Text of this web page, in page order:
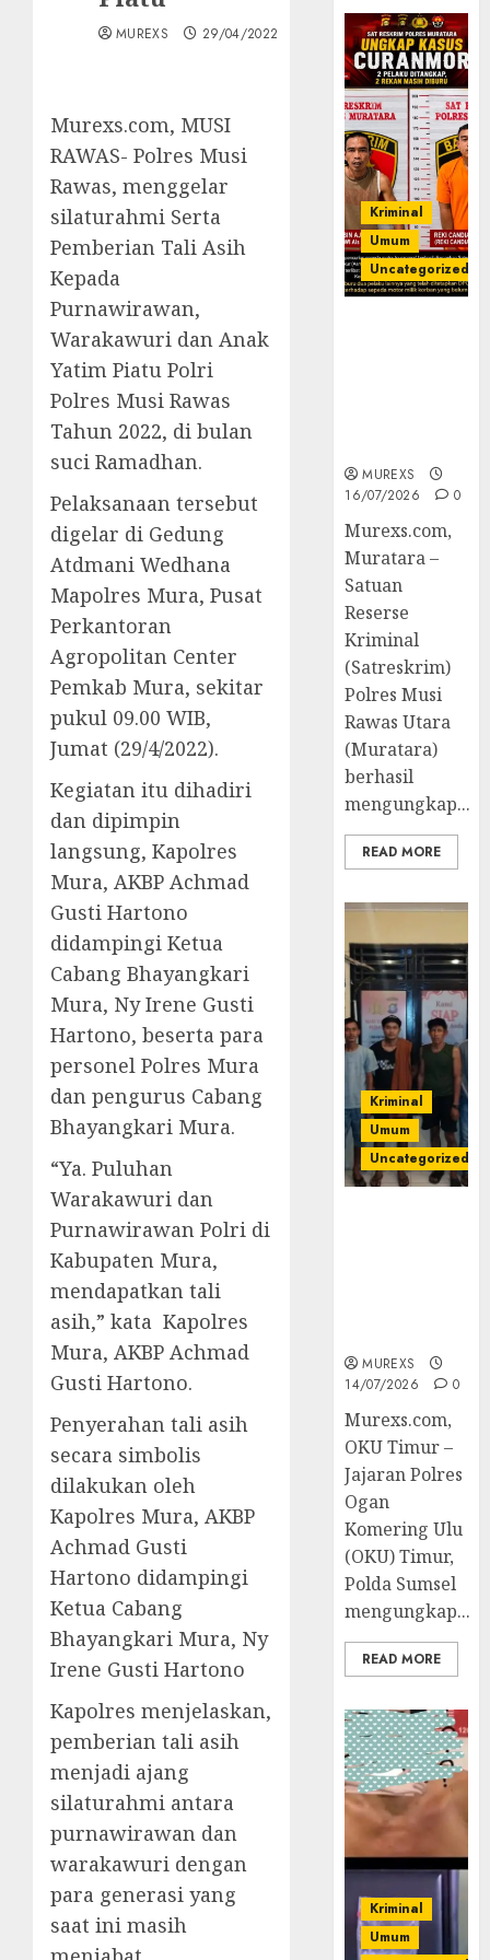
MUREXS 29/04/2022
Murexs.com, MUSI
RAWAS- Polres Musi
Rawas, menggelar
silaturahmi Serta
Pemberian Tali Asih
Kepada
Purnawirawan,
Warakawuri dan Anak
Yatim Piatu Polri
Polres Musi Rawas
Tahun 2022, di bulan
suci Ramadhan.
Pelaksanaan tersebut
digelar di Gedung
Atdmani Wedhana
Mapolres Mura, Pusat
Perkantoran
Agropolitan Center
Pemkab Mura, sekitar
pukul 09.00 WIB,
Jumat (29/4/2022).
Kegiatan itu dihadiri
dan dipimpin
langsung, Kapolres
Mura, AKBP Achmad
Gusti Hartono
didampingi Ketua
Cabang Bhayangkari
Mura, Ny Irene Gusti
Hartono, beserta para
personel Polres Mura
dan pengurus Cabang
Bhayangkari Mura.
“Ya. Puluhan
Warakawuri dan
Purnawirawan Polri di
Kabupaten Mura,
mendapatkan tali
asih,” kata Kapolres
Mura, AKBP Achmad
Gusti Hartono.
Penyerahan tali asih
secara simbolis
dilakukan oleh
Kapolres Mura, AKBP
Achmad Gusti
Hartono didampingi
Ketua Cabang
Bhayangkari Mura, Ny
Irene Gusti Hartono
Kapolres menjelaskan,
pemberian tali asih
menjadi ajang
silaturahmi antara
purnawirawan dan
warakawuri dengan
para generasi yang
saat ini masih
Kriminal
Umum
Uncategorized
MUREXS
16/07/2026
0
Murexs.com,
Muratara –
Satuan
Reserse
Kriminal
(Satreskrim)
Polres Musi
Rawas Utara
(Muratara)
berhasil
mengungkap...
READ MORE
Kriminal
Umum
Uncategorized
MUREXS
14/07/2026
0
Murexs.com,
OKU Timur –
Jajaran Polres
Ogan
Komering Ulu
(OKU) Timur,
Polda Sumsel
mengungkap...
READ MORE
Kriminal
Umum